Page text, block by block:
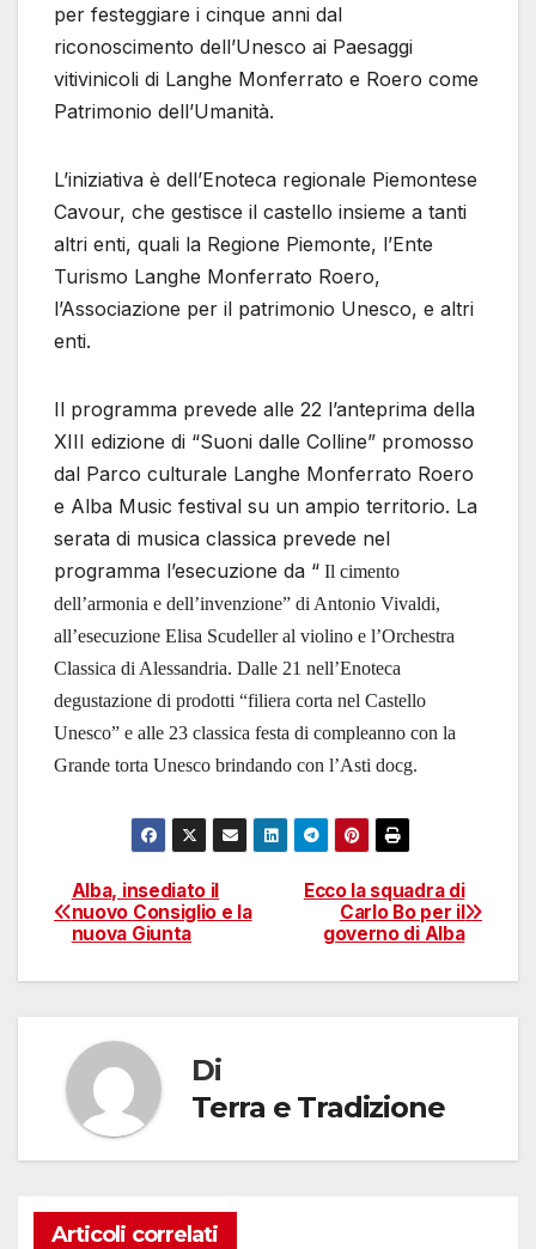
per festeggiare i cinque anni dal
riconoscimento dell’Unesco ai Paesaggi
vitivinicoli di Langhe Monferrato e Roero come
Patrimonio dell’Umanità.
L’iniziativa è dell’Enoteca regionale Piemontese
Cavour, che gestisce il castello insieme a tanti
altri enti, quali la Regione Piemonte, l’Ente
Turismo Langhe Monferrato Roero,
l’Associazione per il patrimonio Unesco, e altri
enti.
Il programma prevede alle 22 l’anteprima della
XIII edizione di “Suoni dalle Colline” promosso
dal Parco culturale Langhe Monferrato Roero
e Alba Music festival su un ampio territorio. La
serata di musica classica prevede nel
programma l’esecuzione da “ Il cimento
dell’armonia e dell’invenzione” di Antonio Vivaldi,
all’esecuzione Elisa Scudeller al violino e l’Orchestra
Classica di Alessandria. Dalle 21 nell’Enoteca
degustazione di prodotti “filiera corta nel Castello
Unesco” e alle 23 classica festa di compleanno con la
Grande torta Unesco brindando con l’Asti docg.
Navigazione
articoli
Ecco la squadra di
Carlo Bo per il
governo di Alba
Alba, insediato il
nuovo Consiglio e la
nuova Giunta
Di
Terra e Tradizione
Articoli correlati